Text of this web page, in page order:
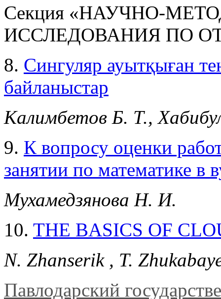
Секция «НАУЧНО-
ИССЛЕДОВАНИЯ ПО
8. Сингуляр ауытқыған
байланыстар
Калимбетов Б. Т.,
9. К вопросу оценки
занятии по математике в
Мухамедзянова Н. И.
10. THE BASICS OF
N. Zhanserik , T.
Павлодарский